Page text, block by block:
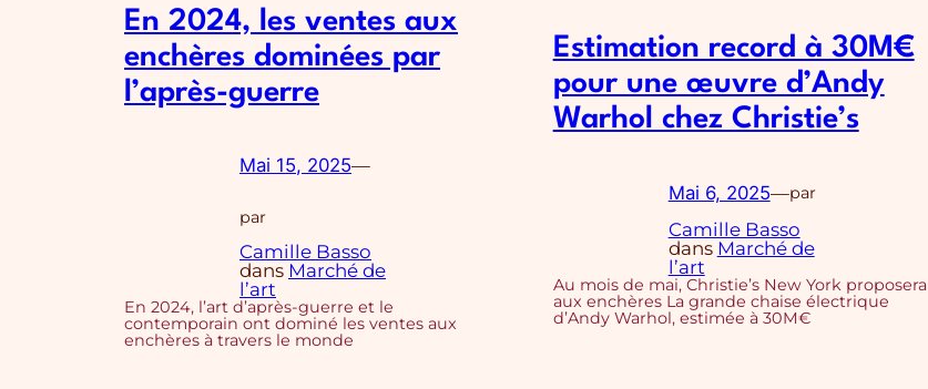
En 2024, les ventes aux
enchères dominées par
l’après-guerre
Mai 15, 2025—
par
Camille Basso
dans Marché de
l’art
En 2024, l’art d’après-guerre et le
contemporain ont dominé les ventes aux
enchères à travers le monde
Estimation record à 30M€
pour une œuvre d’Andy
Warhol chez Christie’s
Mai 6, 2025—par
Camille Basso
dans Marché de
l’art
Au mois de mai, Christie’s New York proposera
aux enchères La grande chaise électrique
d’Andy Warhol, estimée à 30M€